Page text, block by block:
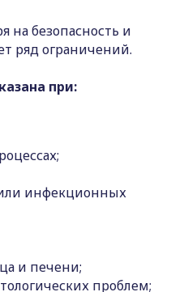
безопасность и
ряд ограничений.
при:
инфекционных
и печени;
проблем;